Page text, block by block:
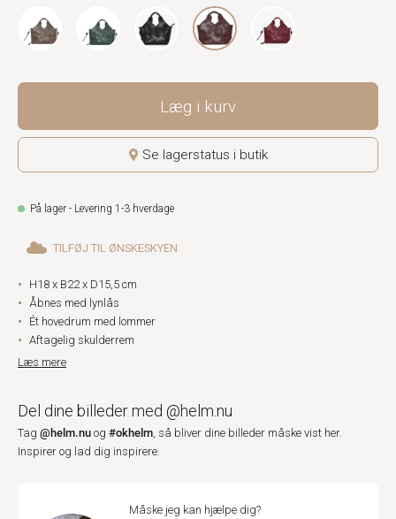
Læg i kurv
Se lagerstatus i butik
På lager - Levering 1-3 hverdage
TILFØJ TIL ØNSKESKYEN
H18 x B22 x D15,5 cm
Åbnes med lynlås
Ét hovedrum med lommer
Aftagelig skulderrem
Læs mere
Del dine billeder med @helm.nu
Tag @helm.nu og #okhelm, så bliver dine billeder måske vist her.
Inspirer og lad dig inspirere.
Måske jeg kan hjælpe dig?